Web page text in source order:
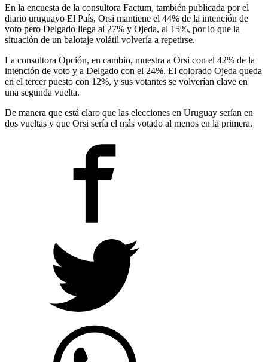
En la encuesta de la consultora Factum, también publicada por el
diario uruguayo El País, Orsi mantiene el 44% de la intención de
voto pero Delgado llega al 27% y Ojeda, al 15%, por lo que la
situación de un balotaje volátil volvería a repetirse.
La consultora Opción, en cambio, muestra a Orsi con el 42% de la
intención de voto y a Delgado con el 24%. El colorado Ojeda queda
en el tercer puesto con 12%, y sus votantes se volverían clave en
una segunda vuelta.
De manera que está claro que las elecciones en Uruguay serían en
dos vueltas y que Orsi sería el más votado al menos en la primera.